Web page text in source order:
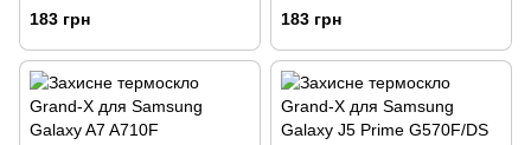
(GXMX6)
183 грн 183 грн